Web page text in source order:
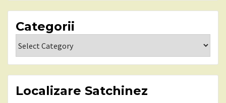
Categorii
Localizare Satchinez